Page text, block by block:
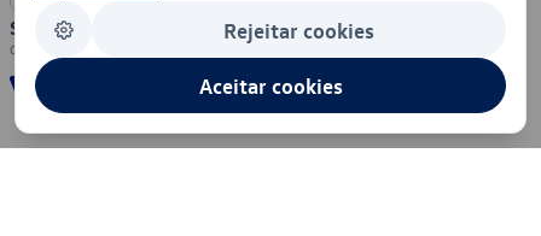
Segurança Rejeitar cookies
Aceitar cookies